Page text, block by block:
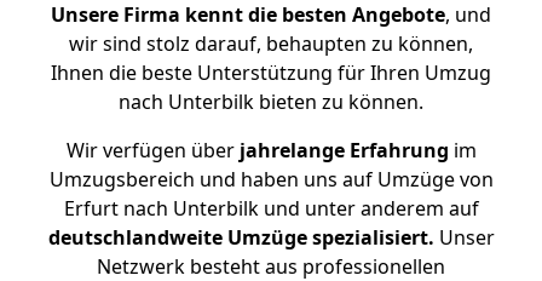
Unsere Firma kennt die besten Angebote, und
wir sind stolz darauf, behaupten zu können,
Ihnen die beste Unterstützung für Ihren Umzug
nach Unterbilk bieten zu können.
Wir verfügen überjahrelange Erfahrung im
Umzugsbereich und haben uns auf Umzüge von
Erfurt nach Unterbilk und unter anderem auf
deutschlandweite Umzüge spezialisiert. Unser
Netzwerk besteht aus professionellen